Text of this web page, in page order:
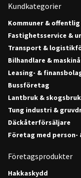
Kundkategorier
Kommuner &
Fastighetsservice &
Transport &
Bilhandlare &
Leasing- &
Bussföretag
Lantbruk & skogsbruk
Tung industri &
Däckåterförsäljare
Företag med
Företagsprodukter
Hakkaskydd